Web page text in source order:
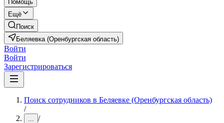
Помощь
Ещё
Поиск
Беляевка (Оренбургская область)
Войти
Войти
Зарегистрироваться
Поиск сотрудников в Беляевке (Оренбургская область)
/
... /